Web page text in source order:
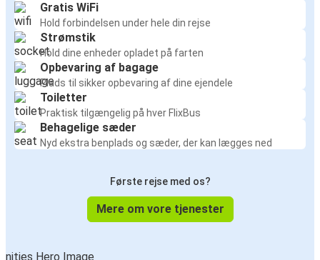
Gratis WiFi
Hold forbindelsen under hele din rejse
Strømstik
Hold dine enheder opladet på farten
Opbevaring af bagage
Plads til sikker opbevaring af dine ejendele
Toiletter
Praktisk tilgængelig på hver FlixBus
Behagelige sæder
Nyd ekstra benplads og sæder, der kan lægges ned
Første rejse med os?
Mere om vore tjenester